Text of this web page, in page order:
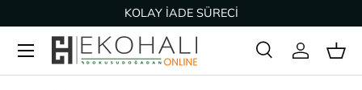
İçeriğe geç
KOLAY İADE SÜRECİ
Arama
Ürün türü
Ara Giriş Yap